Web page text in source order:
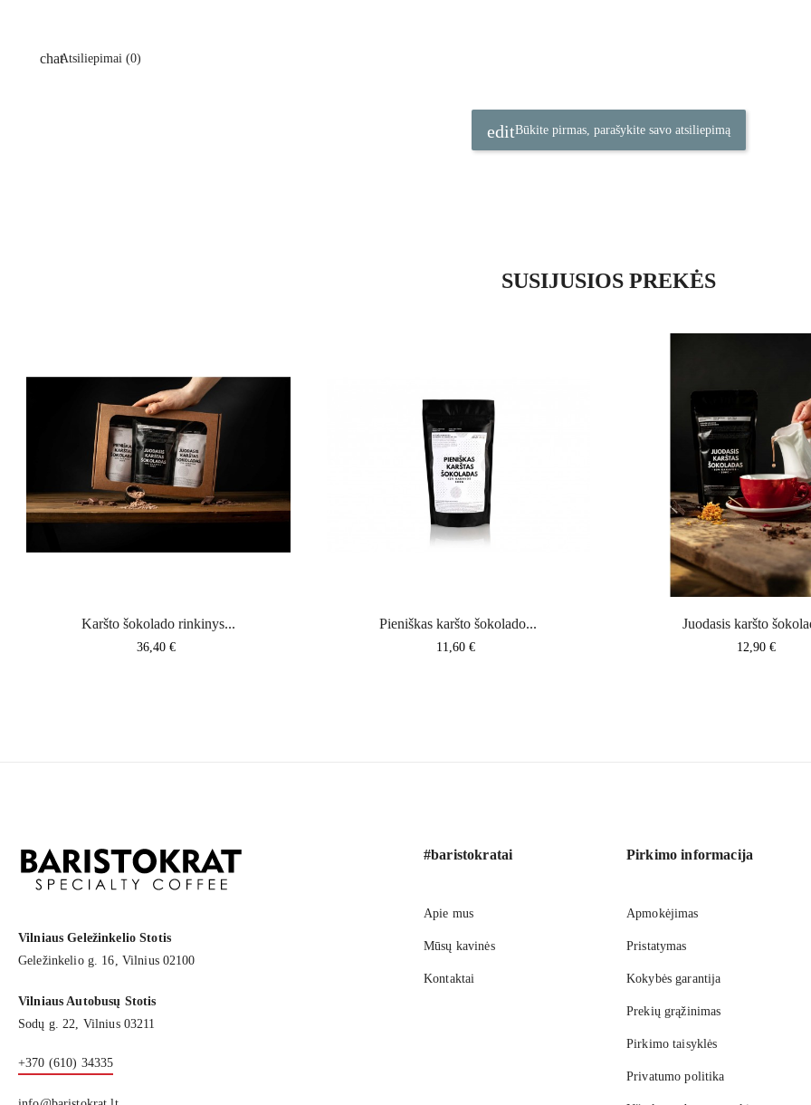
Atsiliepimai (0)
Būkite pirmas, parašykite savo atsiliepimą
SUSIJUSIOS PREKĖS
Karšto šokolado rinkinys...
Kaina
36,40 €
Pieniškas karšto šokolado...
Kaina
11,60 €
Juodasis karšto
Kaina
12,90 €
Vilniaus Geležinkelio Stotis
Geležinkelio g. 16, Vilnius 02100
Vilniaus Autobusų Stotis
Sodų g. 22, Vilnius 03211
+370 (610) 34335
#baristokratai
Apie mus
Mūsų kavinės
Kontaktai
Pirkimo informacija
Apmokėjimas
Pristatymas
Kokybės garantija
Prekių grąžinimas
Pirkimo taisyklės
Privatumo politika